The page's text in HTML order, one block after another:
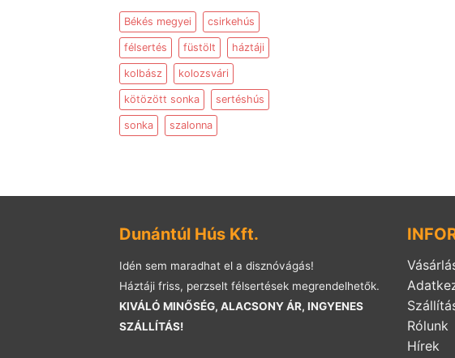
Békés megyei csirkehús
félsertés füstölt háztáji
kolbász kolozsvári
kötözött sonka sertéshús
sonka szalonna
Dunántúl Hús Kft.
Idén sem maradhat el a disznóvágás!
Háztáji friss, perzselt félsertések megrendelhetők.
KIVÁLÓ MINŐSÉG, ALACSONY ÁR, INGYENES
SZÁLLÍTÁS!
Rólunk
Hírek